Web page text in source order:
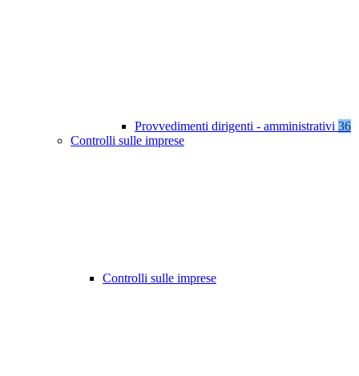
Provvedimenti dirigenti - amministrativi 36
Controlli sulle imprese
Controlli sulle imprese